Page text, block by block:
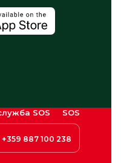
SOS SOS
+359 887 100 238